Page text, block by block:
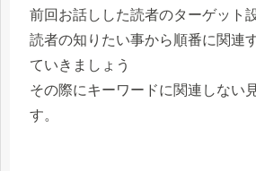
前回お話しした読者のターゲット
読者の知りたい事から順番に関連
ていきましょう
その際にキーワードに関連しない
す。